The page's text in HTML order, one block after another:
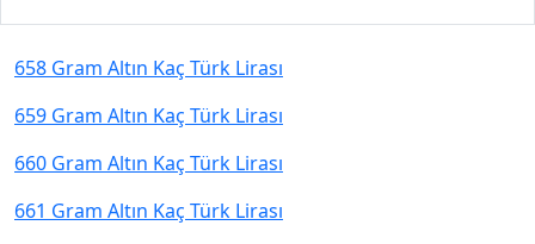
658 Gram Altın Kaç Türk Lirası
659 Gram Altın Kaç Türk Lirası
660 Gram Altın Kaç Türk Lirası
661 Gram Altın Kaç Türk Lirası